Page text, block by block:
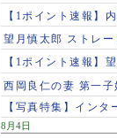
【1ポイント速報】
望月慎太郎 ストレ
【1ポイント速報】
西岡良仁の妻 第一子
【写真特集】イン
8月4日